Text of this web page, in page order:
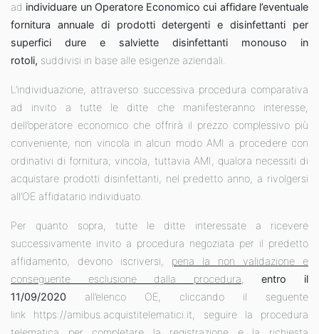
ad individuare un Operatore Economico cui affidare l’eventuale
fornitura annuale di prodotti detergenti e disinfettanti per
superfici dure e salviette disinfettanti monouso in
rotoli, suddivisi in base alle esigenze aziendali.
L’individuazione, attraverso successiva procedura comparativa
ad invito a tutte le ditte che manifesteranno interesse,
dell’operatore economico che offrirà il prezzo complessivo più
conveniente, non vincola in alcun modo AMI a procedere con
ordinativi di fornitura; vincola, tuttavia AMI, qualora necessiti di
acquistare prodotti disinfettanti, nel predetto anno, a rivolgersi
all’OE affidatario individuato.
Per quanto sopra, tutte le ditte interessate a ricevere
successivamente invito a procedura negoziata per il predetto
affidamento, devono iscriversi, pena la non validazione e
conseguente esclusione dalla procedura,entro il
11/09/2020 all’elenco OE, cliccando il seguente
link https://amibus.acquistitelematici.it, seguire la procedura